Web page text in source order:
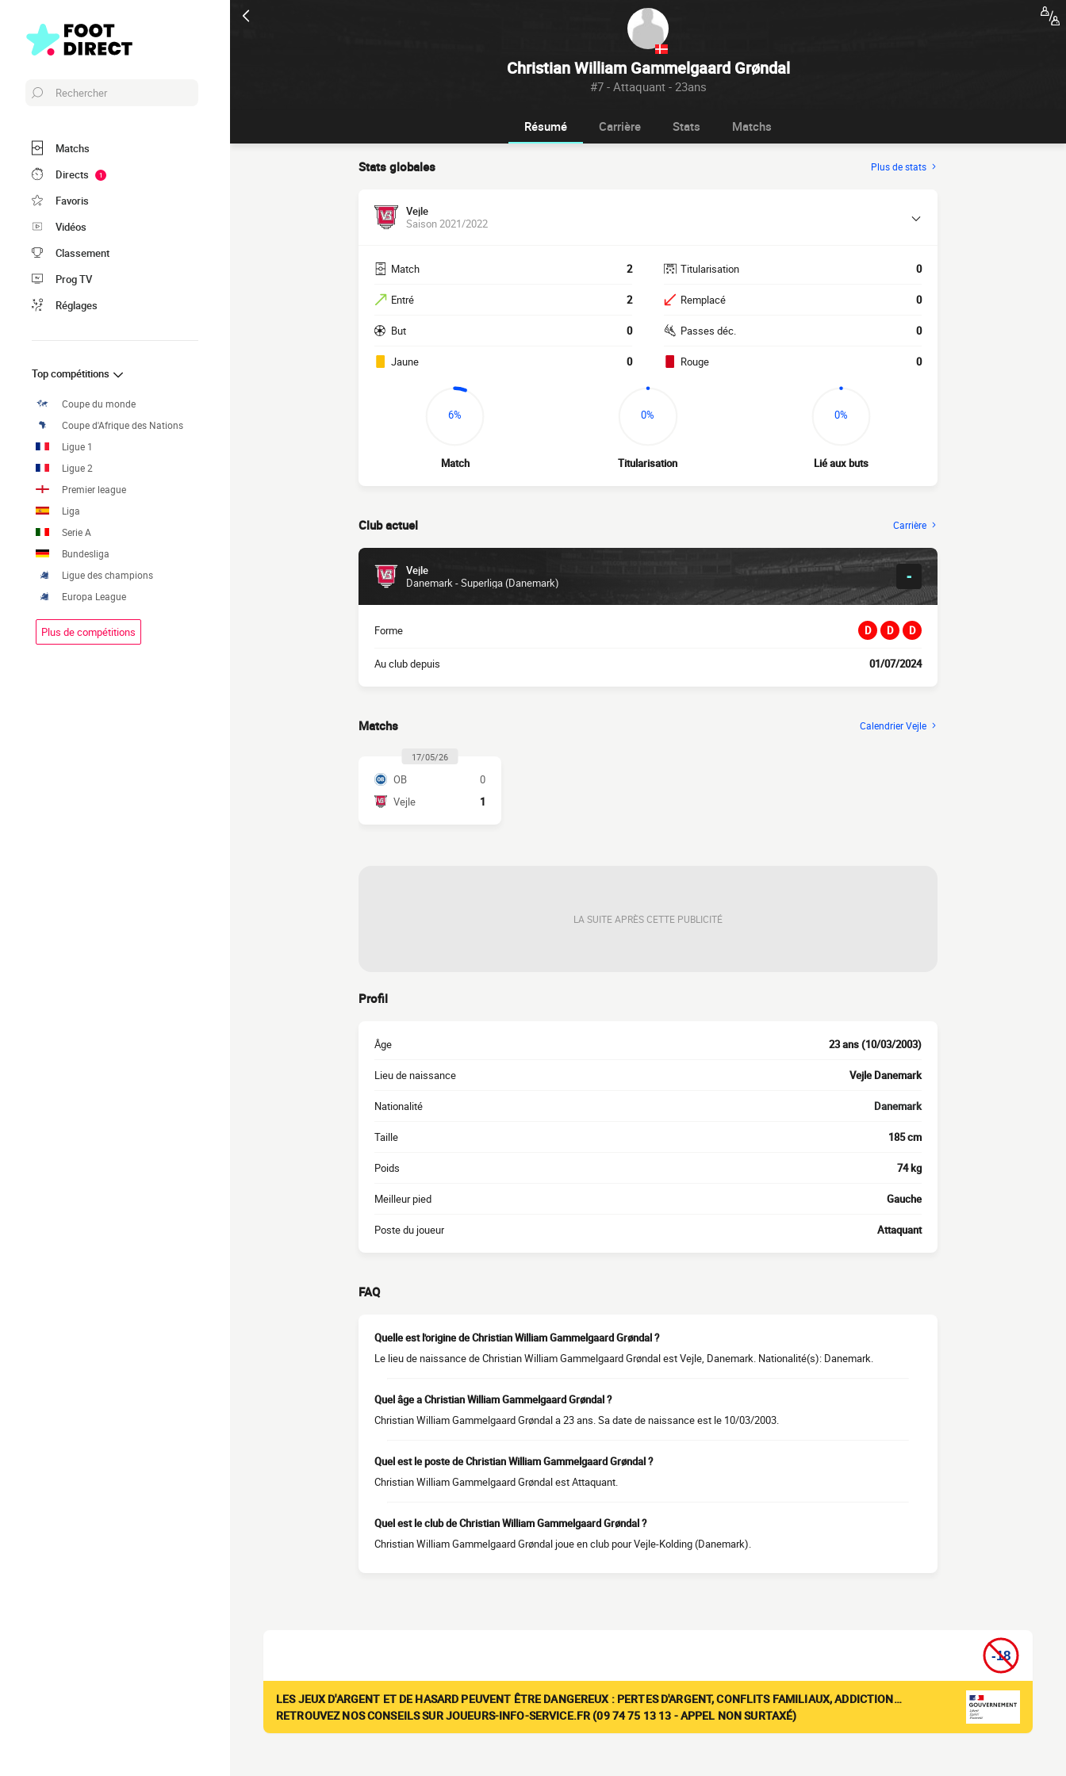
Christian William Gammelgaard Grøndal
#7 - Attaquant - 23ans
Rechercher
Matchs
Directs
1
Favoris
Vidéos
Classement
Prog TV
Réglages
Top compétitions
Coupe du monde
Coupe d'Afrique des Nations
Ligue 1
Ligue 2
Premier league
Liga
Serie A
Bundesliga
Ligue des champions
Europa League
Plus de compétitions
Résumé Carrière Stats Matchs
Stats globales Plus de stats
Vejle
Saison 2021/2022
Match 2
Entré 2
But 0
Jaune 0
Titularisation 0
Remplacé 0
Passes déc. 0
Rouge 0
6%
Match
0%
Titularisation
0%
Lié aux buts
Club actuel Carrière
Vejle
Danemark - Superliga (Danemark)
-
Forme D D D
Au club depuis 01/07/2024
Matchs Calendrier Vejle
17/05/26
OB
0
Vejle
1
LA SUITE APRÈS CETTE PUBLICITÉ
Profil
Âge 23 ans (10/03/2003)
Lieu de naissance Vejle Danemark
Nationalité Danemark
Taille 185 cm
Poids 74 kg
Meilleur pied Gauche
Poste du joueur Attaquant
FAQ
Quelle est l'origine de Christian William Gammelgaard Grøndal ?
Le lieu de naissance de Christian William Gammelgaard Grøndal est Vejle, Danemark. Nationalité(s): Danemark.
Quel âge a Christian William Gammelgaard Grøndal ?
Christian William Gammelgaard Grøndal a 23 ans. Sa date de naissance est le 10/03/2003.
Quel est le poste de Christian William Gammelgaard Grøndal ?
Christian William Gammelgaard Grøndal est Attaquant.
Quel est le club de Christian William Gammelgaard Grøndal ?
Christian William Gammelgaard Grøndal joue en club pour Vejle-Kolding (Danemark).
LES JEUX D'ARGENT ET DE HASARD PEUVENT ÊTRE DANGEREUX : PERTES D'ARGENT, CONFLITS FAMILIAUX, ADDICTION…
RETROUVEZ NOS CONSEILS SUR JOUEURS-INFO-SERVICE.FR (09 74 75 13 13 - APPEL NON SURTAXÉ)